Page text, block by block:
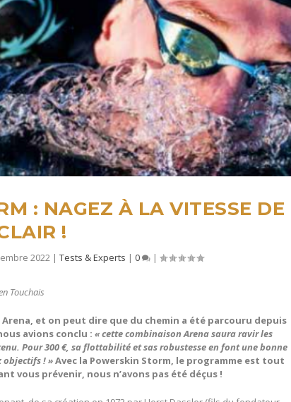
: NAGEZ À LA VITESSE DE
!
2022 |Tests & Experts |0 |
Touchais
et on peut dire que du chemin a été parcouru depuis
avions conclu :« cette combinaison Arena saura ravir les
Pour 300 €, sa flottabilité et sas robustesse en font une bonne
objectifs ! »Avec la Powerskin Storm, le programme est tout
vous prévenir, nous n’avons pas été déçus !